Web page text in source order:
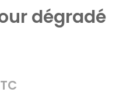
dégradé